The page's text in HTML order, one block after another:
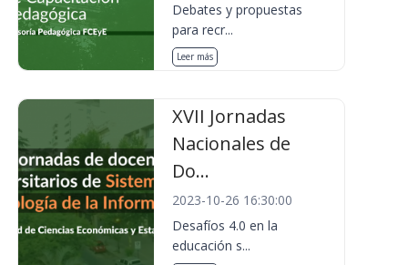
Debates y propuestas
para recr...
Leer más
XVII Jornadas
Nacionales de
Do...
2023-10-26 16:30:00
Desafíos 4.0 en la
educación s...